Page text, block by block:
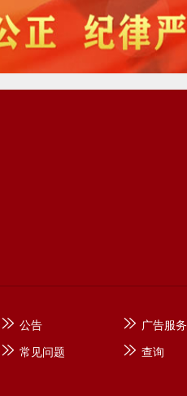
公告 广告服务
常见问题 查询